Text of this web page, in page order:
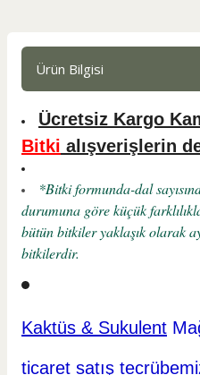
Ürün Bilgisi
Ücretsiz Kargo
Bitki alışverişlerin
*Bitki formunda-dal
durumuna göre küçük
bütün bitkiler yaklaşık olarak
bitkilerdir.
Kaktüs & Sukulent
ticaret satış